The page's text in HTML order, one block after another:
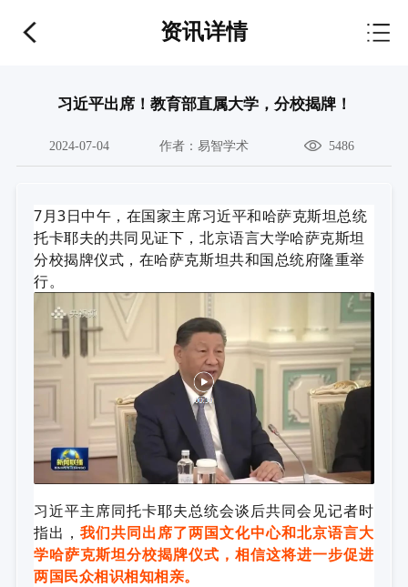
资讯详情
习近平出席！教育部直属大学，分校揭牌！
2024-07-04 作者： 易智学术 5486
7月3日中午，在国家主席习近平和哈萨克斯坦总统
托卡耶夫的共同见证下，北京语言大学哈萨克斯坦
分校揭牌仪式，在哈萨克斯坦共和国总统府隆重举
行。
习近平主席同托卡耶夫总统会谈后共同会见记者时
指出，我们共同出席了两国文化中心和北京语言大
学哈萨克斯坦分校揭牌仪式，相信这将进一步促进
两国民众相识相知相亲。